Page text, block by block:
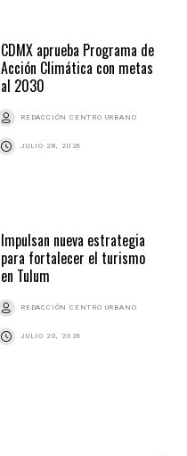
CDMX aprueba Programa de
Acción Climática con metas
al 2030
REDACCIÓN CENTRO URBANO
JULIO 28, 2026
Impulsan nueva estrategia
para fortalecer el turismo
en Tulum
REDACCIÓN CENTRO URBANO
JULIO 20, 2026